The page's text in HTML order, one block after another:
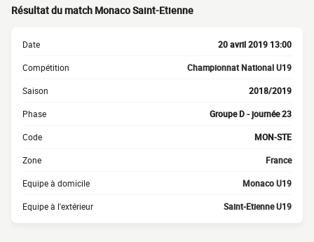
Résultat du match Monaco Saint-Etienne
Date 20 avril 2019 13:00
Compétition Championnat National U19
Saison 2018/2019
Phase Groupe D - journée 23
Code MON-STE
Zone France
Equipe à domicile Monaco U19
Equipe à l'extérieur Saint-Etienne U19